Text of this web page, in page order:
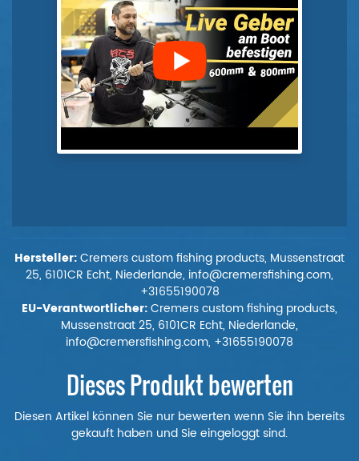
Hersteller:Cremers custom fishing products, Mussenstraat
25, 6101CR Echt, Niederlande, info@cremersfishing.com,
+31655190078
EU-Verantwortlicher:Cremers custom fishing products,
Mussenstraat 25, 6101CR Echt, Niederlande,
info@cremersfishing.com, +31655190078
Dieses Produkt bewerten
Diesen Artikel können Sie nur bewerten wenn Sie ihn bereits
gekauft haben und Sie eingeloggt sind.